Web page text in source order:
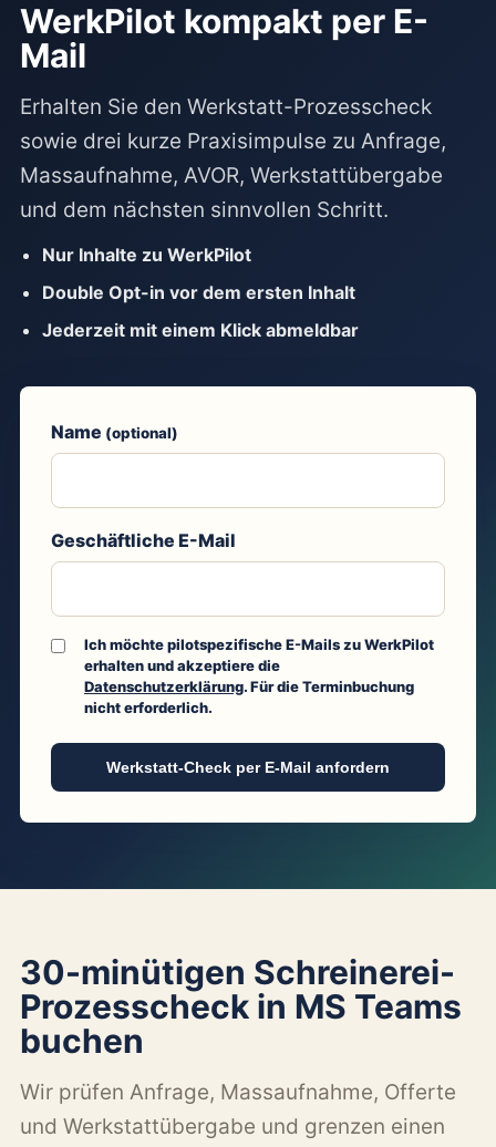
WerkPilot kompakt per E-
Mail
Erhalten Sie den Werkstatt-Prozesscheck
sowie drei kurze Praxisimpulse zu Anfrage,
Massaufnahme, AVOR, Werkstattübergabe
und dem nächsten sinnvollen Schritt.
Nur Inhalte zu WerkPilot
Double Opt-in vor dem ersten Inhalt
Jederzeit mit einem Klick abmeldbar
Name (optional)
Geschäftliche E-Mail
Ich möchte pilotspezifische E-Mails zu WerkPilot
erhalten und akzeptiere die
Datenschutzerklärung. Für die Terminbuchung
nicht erforderlich.
Werkstatt-Check per E-Mail anfordern
30-minütigen Schreinerei-
Prozesscheck in MS Teams
buchen
Wir prüfen Anfrage, Massaufnahme, Offerte
und Werkstattübergabe und grenzen einen